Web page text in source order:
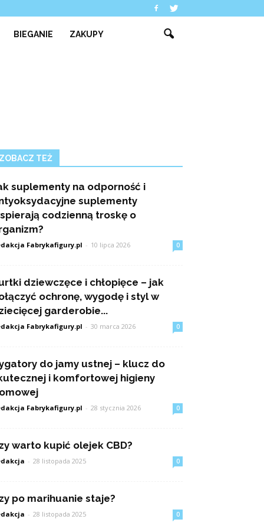
BIEGANIE ZAKUPY
ZOBACZ TEŻ
suplementy na odporność i
suplementy
codzienną troskę o
Fabrykafigury.pl - 10 lipca 2026 0
dziewczęce i chłopięce – jak
ochronę, wygodę i styl w
garderobie...
Fabrykafigury.pl - 30 marca 2026 0
do jamy ustnej – klucz do
i komfortowej higieny
Fabrykafigury.pl - 28 stycznia 2026 0
warto kupić olejek CBD?
- 28 listopada 2025 0
po marihuanie staje?
- 28 listopada 2025 0